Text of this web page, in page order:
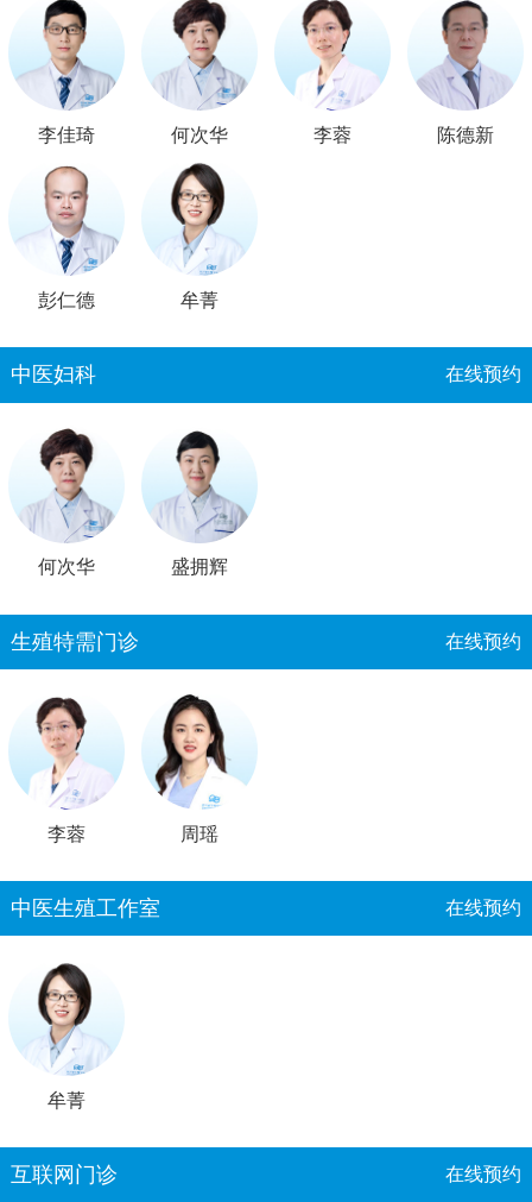
李佳琦 何次华 李蓉 陈德新
彭仁德 牟菁
中医妇科 在线预约
何次华 盛拥辉
生殖特需门诊 在线预约
李蓉 周瑶
中医生殖工作室 在线预约
牟菁
互联网门诊 在线预约